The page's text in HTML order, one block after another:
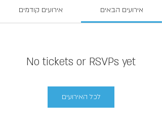
אירועים הבאים אירועים קודמים
No tickets or RSVPs yet
לכל האירועים